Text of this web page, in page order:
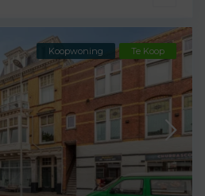
Koopwoning Te Koop